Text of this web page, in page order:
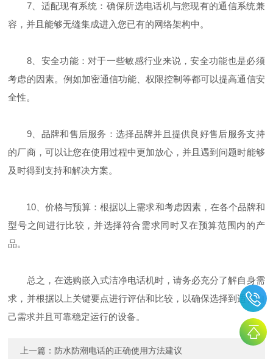
7、适配现有系统：确保所选电话机与您现有的通信系统兼
容，并且能够无缝集成进入您已有的网络架构中。
8、安全功能：对于一些敏感行业来说，安全功能也是必须
考虑的因素。例如加密通信功能、权限控制等都可以提高通信安
全性。
9、品牌和售后服务：选择品牌并且提供良好售后服务支持
的厂商，可以让您在使用过程中更加放心，并且遇到问题时能够
及时得到支持和解决方案。
10、价格与预算：根据以上需求和考虑因素，在各个品牌和
型号之间进行比较，并选择符合需求同时又在预算范围内的产
品。
总之，在选购嵌入式洁净电话机时，请务必充分了解自身需
求，并根据以上关键要点进行评估和比较，以确保选择到适合自
己需求并且可靠稳定运行的设备。
上一篇： 防水防潮电话的正确使用方法建议